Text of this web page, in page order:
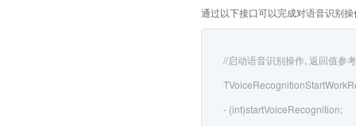
通过以下接口可以完成对语音识别
//启动语音识别操作, 返回值参
- (int)startVoiceRecognition;